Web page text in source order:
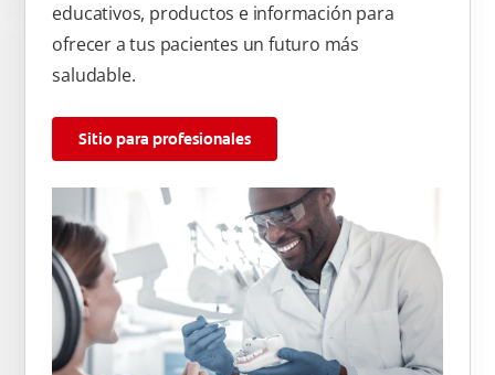
educativos, productos e información para
ofrecer a tus pacientes un futuro más
saludable.
Sitio para profesionales